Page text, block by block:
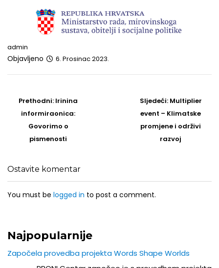
admin
Objavljeno 6. Prosinac 2023.
navigation
Prethodni: Prethodni
post
Irinina
informiraonica:
Govorimo o
pismenosti
Sljedeći: Sljedeći
Post
Multiplier
event – Klimatske
promjene i održivi
razvoj
Ostavite komentar
You must be logged in to post a comment.
Najpopularnije
Započela provedba projekta Words Shape Worlds